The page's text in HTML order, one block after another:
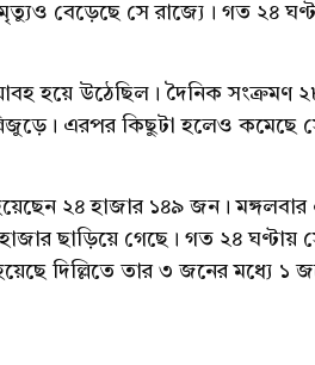
বেড়েছে সে রাজ্যে। গত ২৪
হয়ে উঠেছিল। দৈনিক সংক্রমণ
এরপর কিছুটা হলেও কমেছে
২৪ হাজার ১৪৯ জন।
ছাড়িয়ে গেছে। গত ২৪ ঘণ্টায়
দিল্লিতে তার ৩ জনের মধ্যে ১